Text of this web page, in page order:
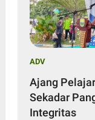
ADV
Ajang
Sekadar
Integritas